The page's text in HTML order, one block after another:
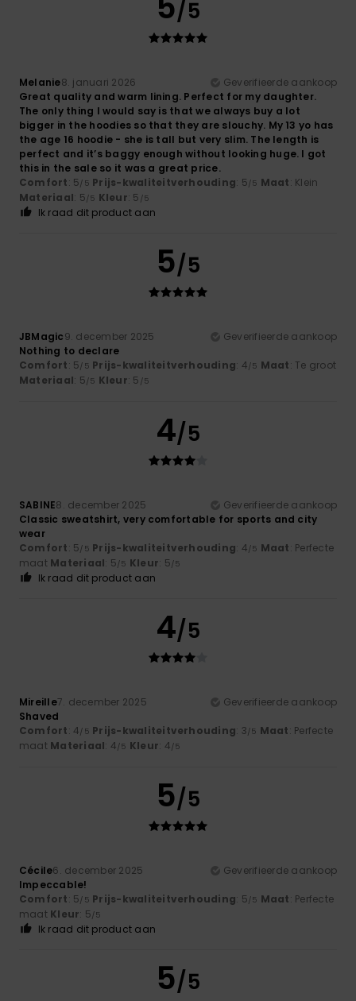
/5
Melanie8. januari 2026
Geverifieerde aankoop
Great quality and warm lining. Perfect for my daughter.
The only thing I would say is that we always buy a lot
bigger in the hoodies so that they are slouchy. My 13 yo has
the age 16 hoodie - she is tall but very slim. The length is
perfect and it’s baggy enough without looking huge. I got
this in the sale so it was a great price.
Comfort: 5/5 Prijs-kwaliteitverhouding: 5/5 Maat: Klein
Materiaal: 5/5 Kleur: 5 /5
Ik raad dit product aan
5/5
JBMagic9. december 2025
Geverifieerde aankoop
Nothing to declare
Comfort: 5/5 Prijs-kwaliteitverhouding: 4/5 Maat: Te groot
Materiaal: 5/5 Kleur: 5 /5
4/5
SABINE8. december 2025
Geverifieerde aankoop
Classic sweatshirt, very comfortable for sports and city
wear
Comfort: 5/5 Prijs-kwaliteitverhouding: 4/5 Maat: Perfecte
maat Materiaal: 5/5 Kleur: 5/5
Ik raad dit product aan
4/5
Mireille7. december 2025
Geverifieerde aankoop
Shaved
Comfort: 4/5 Prijs-kwaliteitverhouding: 3/5 Maat: Perfecte
maat Materiaal: 4/5 Kleur: 4/5
5/5
Cécile6. december 2025
Geverifieerde aankoop
Impeccable!
Comfort: 5/5 Prijs-kwaliteitverhouding: 5/5 Maat: Perfecte
maat Kleur: 5/5
Ik raad dit product aan
5/5